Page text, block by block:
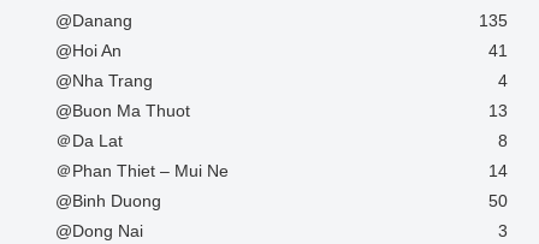
@Danang
135
@Hoi An
41
@Nha Trang
4
@Buon Ma Thuot
13
＠Da Lat
8
＠Phan Thiet – Mui Ne
14
@Binh Duong
50
@Dong Nai
3